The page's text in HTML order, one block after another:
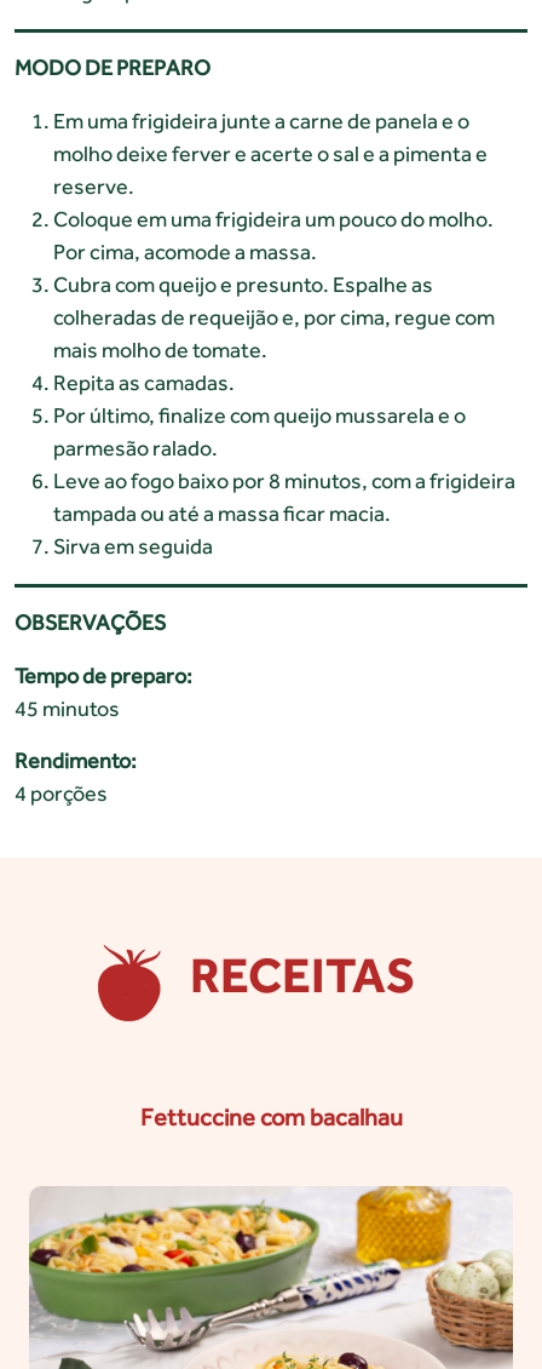
MODO DE PREPARO
Em uma frigideira junte a carne de panela e o
molho deixe ferver e acerte o sal e a pimenta e
reserve.
Coloque em uma frigideira um pouco do molho.
Por cima, acomode a massa.
Cubra com queijo e presunto. Espalhe as
colheradas de requeijão e, por cima, regue com
mais molho de tomate.
Repita as camadas.
Por último, finalize com queijo mussarela e o
parmesão ralado.
Leve ao fogo baixo por 8 minutos, com a frigideira
tampada ou até a massa ficar macia.
Sirva em seguida
OBSERVAÇÕES
Tempo de preparo:
45 minutos
Rendimento:
4 porções
RECEITAS
Fettuccine com bacalhau